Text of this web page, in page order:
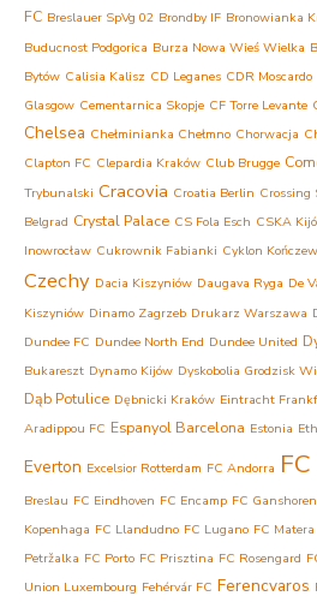
FC Breslauer SpVg 02 Brondby IF Bronowianka
Buducnost Podgorica Burza Nowa Wieś Wielka
Bytów Calisia Kalisz CD Leganes CDR Moscardo
Glasgow Cementarnica Skopje CF Torre Levante
Chelsea Chełminianka Chełmno Chorwacja
Clapton FC Clepardia Kraków Club Brugge
Trybunalski Cracovia Croatia Berlin Crossing
Belgrad Crystal Palace CS Fola Esch CSKA
Inowrocław Cukrownik Fabianki Cyklon
Czechy Dacia Kiszyniów Daugava Ryga De
Kiszyniów Dinamo Zagrzeb Drukarz Warszawa
Dundee FC Dundee North End Dundee United
Bukareszt Dynamo Kijów Dyskobolia Grodzisk
Dąb Potulice Dębnicki Kraków Eintracht
Aradippou FC Espanyol Barcelona Estonia
Everton Excelsior Rotterdam FC Andorra
Breslau FC Eindhoven FC Encamp FC Ganshoren
Kopenhaga FC Llandudno FC Lugano FC Matera
Petržalka FC Porto FC Prisztina FC Rosengard
Union Luxembourg Fehérvár FC Ferencvaros